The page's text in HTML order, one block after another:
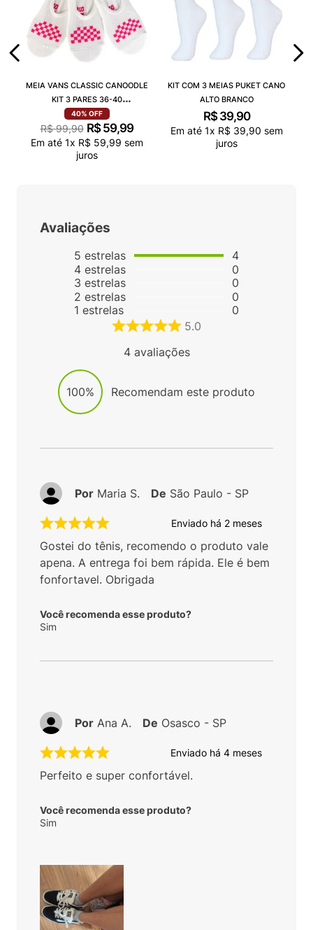
MEIA VANS CLASSIC CANOODLE
KIT 3 PARES 36-40
VN000QCAJU4
40% OFF
R$ 99,90 R$ 59,99
Em até 1x R$ 59,99 sem
juros
KIT COM 3 MEIAS PUKET CANO
ALTO BRANCO
R$ 39,90
Em até 1x R$ 39,90 sem
juros
Avaliações
5 estrelas
4 estrelas
3 estrelas
2 estrelas
1 estrelas
4
0
0
0
0
5.0
4avaliações
100% Recomendam este produto
Enviado há 2 meses
Gostei do tênis, recomendo o produto vale
apena. A entrega foi bem rápida. Ele é bem
fonfortavel. Obrigada
Você recomenda esse produto?
Sim
Por Maria S. De São Paulo - SP
Enviado há 4 meses
Perfeito e super confortável.
Você recomenda esse produto?
Sim
Por Ana A. De Osasco - SP